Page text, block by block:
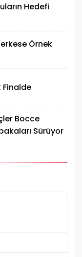
Hedefi
Örnek
Finalde
Bocce
Sürüyor